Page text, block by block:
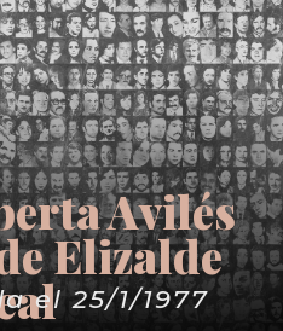
Avilés
Elizalde
el 25/1/1977